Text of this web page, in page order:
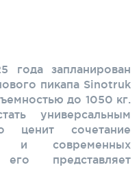
года запланирован
пикапа Sinotruk
до 1050 кг.
универсальным
сочетание
и современных
представляет